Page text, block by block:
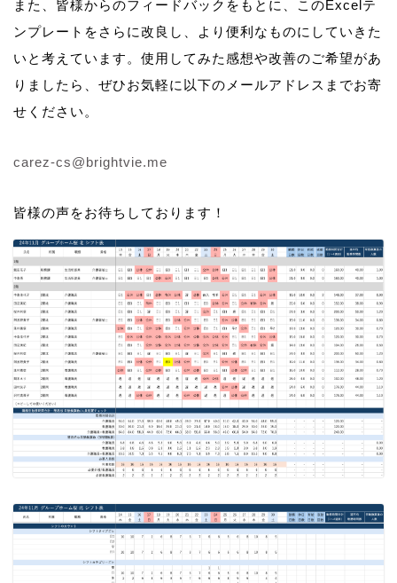
また、皆様からのフィードバックをもとに、このExcelテ
ンプレートをさらに改良し、より便利なものにしていきた
いと考えています。使用してみた感想や改善のご希望があ
りましたら、ぜひお気軽に以下のメールアドレスまでお寄
せください。
carez-cs@brightvie.me
皆様の声をお待ちしております！